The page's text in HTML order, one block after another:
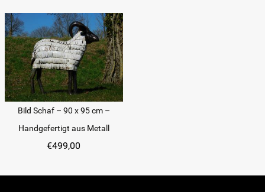
Bild Schaf – 90 x 95 cm –
Handgefertigt aus Metall
€499,00